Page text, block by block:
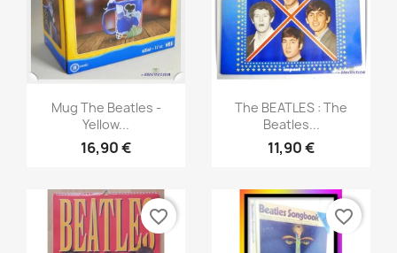
Aperçu rapide
Mug The Beatles -
Yellow...
16,90 €
Aperçu rapide
The BEATLES : The
Beatles...
11,90 €
favorite_border favorite_border